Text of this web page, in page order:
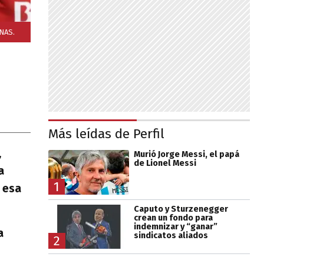
,
Más leídas de Perfil
1
Murió Jorge Messi, el papá
de Lionel Messi
2
Caputo y Sturzenegger
crean un fondo para
indemnizar y “ganar”
sindicatos aliados